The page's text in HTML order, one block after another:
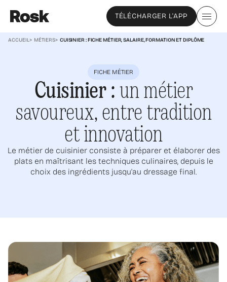
TÉLÉCHARGER L'APP
ACCUEIL> MÉTIERS> CUISINIER : FICHE MÉTIER, SALAIRE, FORMATION ET DIPLÔME
FICHE MÉTIER
Cuisinier :un métier
savoureux, entre tradition
et innovation
Le métier de cuisinier consiste à préparer et élaborer des
plats en maîtrisant les techniques culinaires, depuis le
choix des ingrédients jusqu'au dressage final.